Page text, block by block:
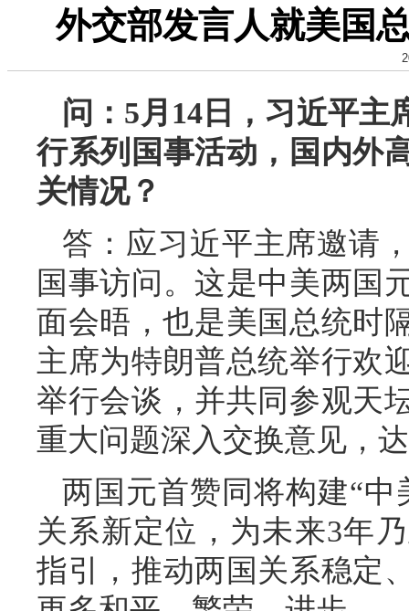
外交部发言人就美国
问：5月14日，习近平主
行系列国事活动，国内外
关情况？
答：应习近平主席邀请
国事访问。这是中美两国
面会晤，也是美国总统时
主席为特朗普总统举行欢
举行会谈，并共同参观天
重大问题深入交换意见，
两国元首赞同将构建“
关系新定位，为未来3年
指引，推动两国关系稳定